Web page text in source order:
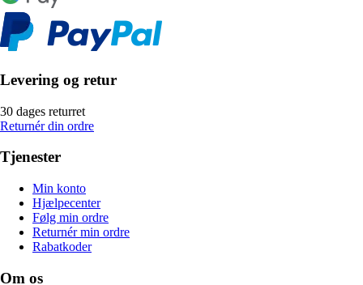
Levering og retur
30 dages returret
Returnér din ordre
Tjenester
Min konto
Hjælpecenter
Følg min ordre
Returnér min ordre
Rabatkoder
Om os